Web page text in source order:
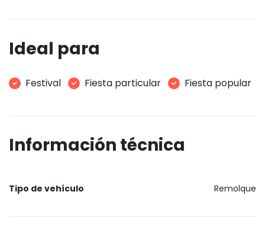
Ideal para
Festival Fiesta particular Fiesta popular
Información técnica
Tipo de vehículo Remolque